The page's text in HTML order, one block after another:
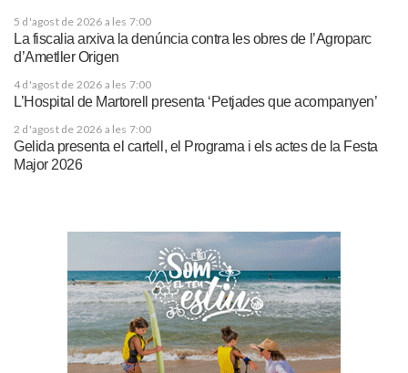
5 d'agost de 2026 a les 7:00
La fiscalia arxiva la denúncia contra les obres de l’Agroparc
d’Ametller Origen
4 d'agost de 2026 a les 7:00
L’Hospital de Martorell presenta ‘Petjades que acompanyen’
2 d'agost de 2026 a les 7:00
Gelida presenta el cartell, el Programa i els actes de la Festa
Major 2026